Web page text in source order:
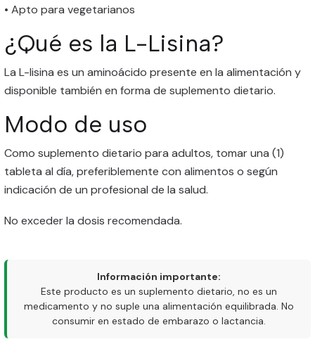
• Apto para vegetarianos
¿Qué es la L-Lisina?
La L-lisina es un aminoácido presente en la alimentación y
disponible también en forma de suplemento dietario.
Modo de uso
Como suplemento dietario para adultos, tomar una (1)
tableta al día, preferiblemente con alimentos o según
indicación de un profesional de la salud.
No exceder la dosis recomendada.
Información importante:
Este producto es un suplemento dietario, no es un
medicamento y no suple una alimentación equilibrada. No
consumir en estado de embarazo o lactancia.